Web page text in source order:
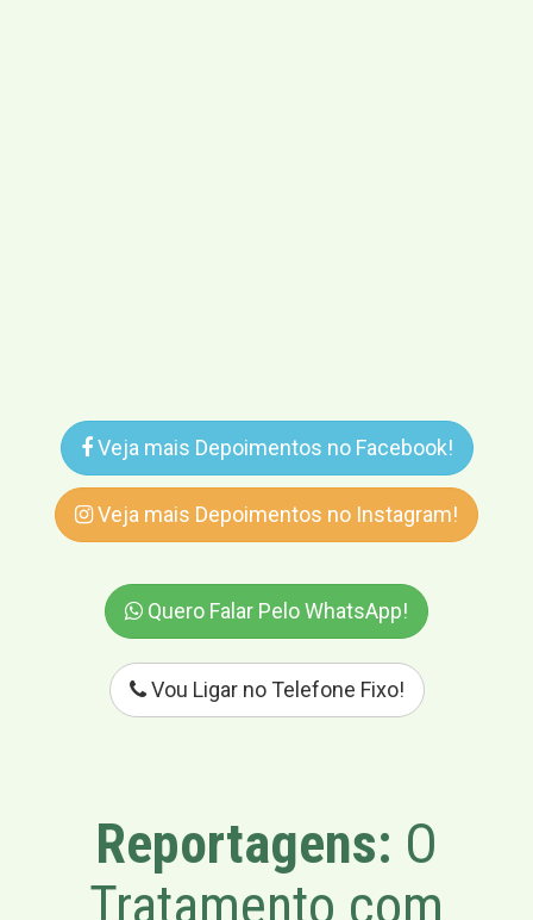
Veja mais Depoimentos no Facebook!
Veja mais Depoimentos no Instagram!
Quero Falar Pelo WhatsApp!
Vou Ligar no Telefone Fixo!
Reportagens: O
Tratamento com